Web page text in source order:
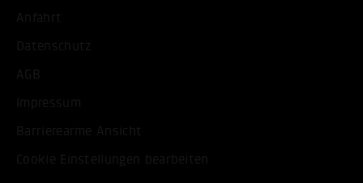
Anfahrt
Datenschutz
AGB
Impressum
Barrierearme Ansicht
Cookie Einstellungen bearbeiten